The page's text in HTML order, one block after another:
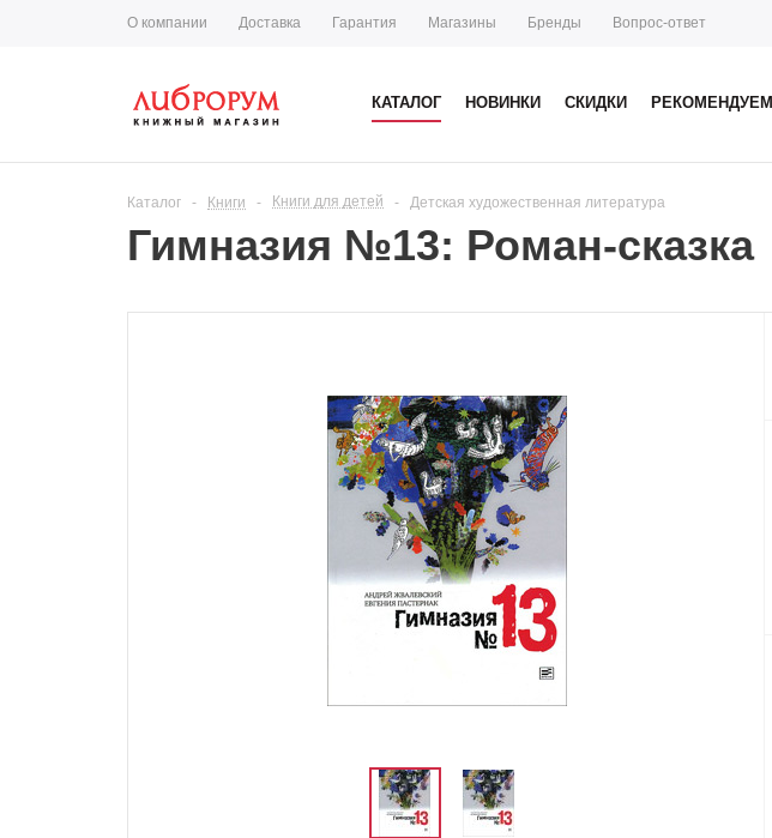
О компании Доставка Гарантия Магазины Бренды Вопрос-ответ
КАТАЛОГ НОВИНКИ СКИДКИ РЕКОМЕНДУЕМ
Каталог - Книги - Книги для детей - Детская художественная литература
Гимназия №13: Роман-сказка